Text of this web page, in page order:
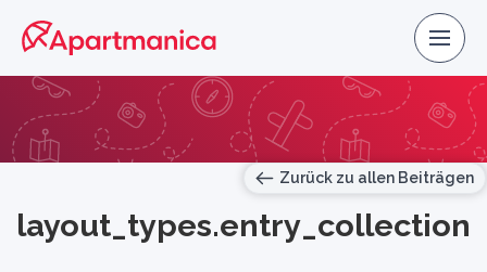
Zurück zu allen Beiträgen
layout_types.entry_collection